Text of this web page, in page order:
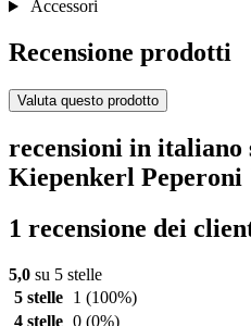
Accessori
Recensione prodotti
Valuta questo prodotto
recensioni in italiano
Kiepenkerl
1 recensione dei
5,0 su 5 stelle
5 stelle
1 (100%)
4 stelle 0 (0%)